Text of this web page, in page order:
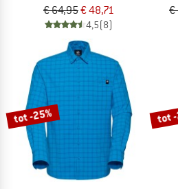
€ 64,95€ 48,71
4,5(8)
€
tot -25% tot